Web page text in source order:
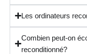
Les ordinateurs
Combien peut-on
reconditionné?